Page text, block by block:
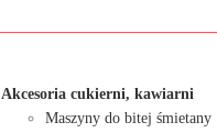
Akcesoria cukierni, kawiarni
Maszyny do bitej śmietany